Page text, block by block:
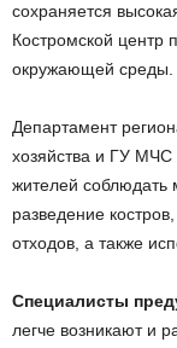
сохраняется
Костромской центр
окружающей среды.
Департамент
хозяйства и ГУ МЧС
жителей соблюдать
разведение
отходов, а также
Специалисты
легче возникают и